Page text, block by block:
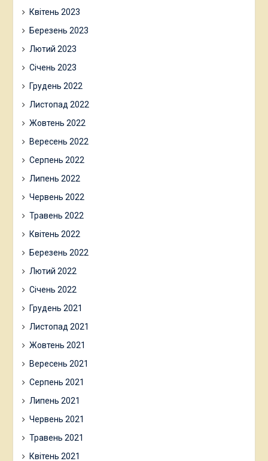
Квітень 2023
Березень 2023
Лютий 2023
Січень 2023
Грудень 2022
Листопад 2022
Жовтень 2022
Вересень 2022
Серпень 2022
Липень 2022
Червень 2022
Травень 2022
Квітень 2022
Березень 2022
Лютий 2022
Січень 2022
Грудень 2021
Листопад 2021
Жовтень 2021
Вересень 2021
Серпень 2021
Липень 2021
Червень 2021
Травень 2021
Квітень 2021